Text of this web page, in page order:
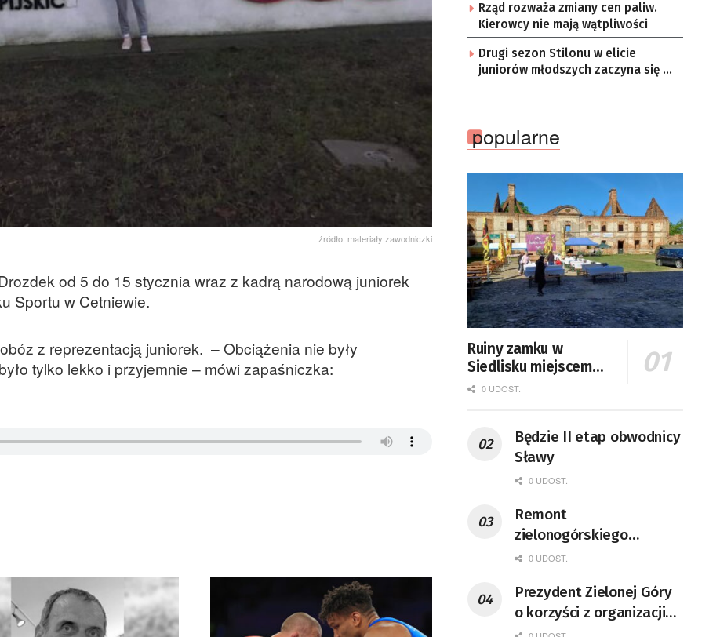
źródło: materiały zawodniczki
od 5 do 15 stycznia wraz z kadrą narodową juniorek
Sportu w Cetniewie.
z reprezentacją juniorek. – Obciążenia nie były
tylko lekko i przyjemnie – mówi zapaśniczka:
Rząd rozważa zmiany cen paliw.
Kierowcy nie mają wątpliwości
Drugi sezon Stilonu w elicie
juniorów młodszych zaczyna się w
popularne
Ruiny zamku w
Siedlisku miejscem
święta plonów
0 UDOST.
Będzie II etap obwodnicy
Sławy
0 UDOST.
Remont
zielonogórskiego
deptaka zgodnie z
0 UDOST.
Prezydent Zielonej Góry
o korzyści z organizacji
mety Tour de Pologne